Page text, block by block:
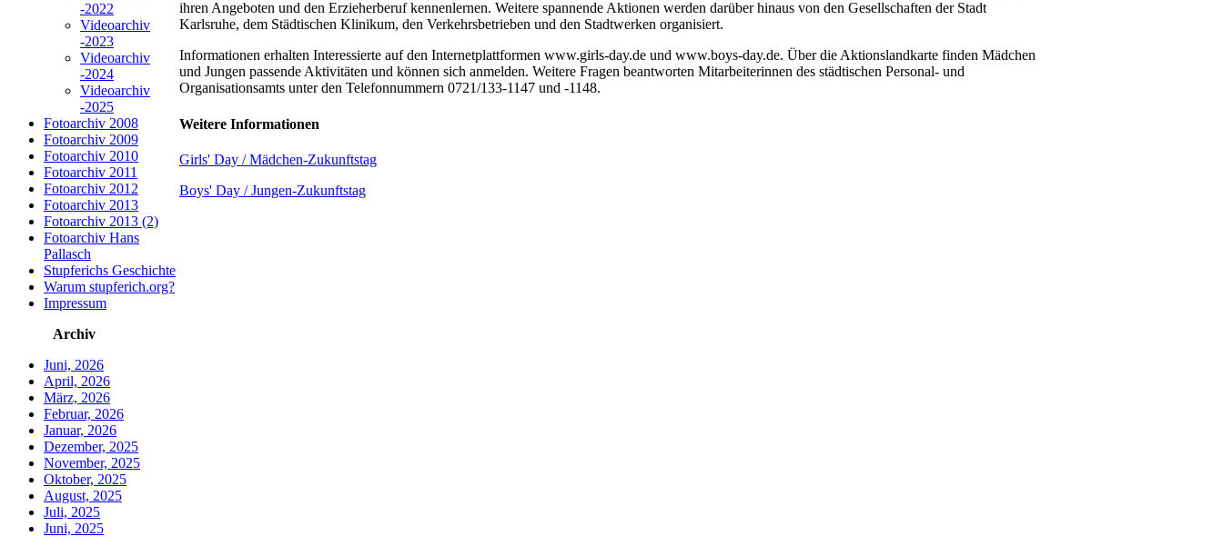
-2022
Videoarchiv
-2023
Videoarchiv
-2024
Videoarchiv
-2025
Fotoarchiv 2008
Fotoarchiv 2009
Fotoarchiv 2010
Fotoarchiv 2011
Fotoarchiv 2012
Fotoarchiv 2013
Fotoarchiv 2013 (2)
Fotoarchiv Hans
Pallasch
Stupferichs Geschichte
Warum stupferich.org?
Impressum
Archiv
Juni, 2026
April, 2026
März, 2026
Februar, 2026
Januar, 2026
Dezember, 2025
November, 2025
Oktober, 2025
August, 2025
Juli, 2025
Juni, 2025
ihren Angeboten und den Erzieherberuf kennenlernen. Weitere spannende Aktionen werden darüber hinaus von den Gesellschaften der Stadt
Karlsruhe, dem Städtischen Klinikum, den Verkehrsbetrieben und den Stadtwerken organisiert.
Informationen erhalten Interessierte auf den Internetplattformen www.girls-day.de und www.boys-day.de. Über die Aktionslandkarte finden Mädchen
und Jungen passende Aktivitäten und können sich anmelden. Weitere Fragen beantworten Mitarbeiterinnen des städtischen Personal- und
Organisationsamts unter den Telefonnummern 0721/133-1147 und -1148.
Weitere Informationen
Girls' Day / Mädchen-Zukunftstag
Boys' Day / Jungen-Zukunftstag